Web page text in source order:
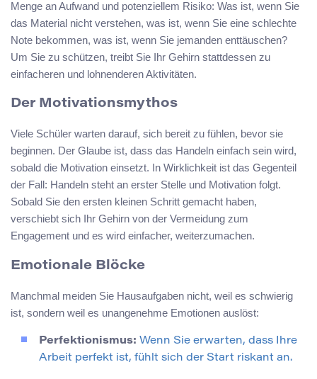
Menge an Aufwand und potenziellem Risiko: Was ist, wenn Sie
das Material nicht verstehen, was ist, wenn Sie eine schlechte
Note bekommen, was ist, wenn Sie jemanden enttäuschen?
Um Sie zu schützen, treibt Sie Ihr Gehirn stattdessen zu
einfacheren und lohnenderen Aktivitäten.
Der Motivationsmythos
Viele Schüler warten darauf, sich bereit zu fühlen, bevor sie
beginnen. Der Glaube ist, dass das Handeln einfach sein wird,
sobald die Motivation einsetzt. In Wirklichkeit ist das Gegenteil
der Fall: Handeln steht an erster Stelle und Motivation folgt.
Sobald Sie den ersten kleinen Schritt gemacht haben,
verschiebt sich Ihr Gehirn von der Vermeidung zum
Engagement und es wird einfacher, weiterzumachen.
Emotionale Blöcke
Manchmal meiden Sie Hausaufgaben nicht, weil es schwierig
ist, sondern weil es unangenehme Emotionen auslöst:
Perfektionismus: Wenn Sie erwarten, dass Ihre
Arbeit perfekt ist, fühlt sich der Start riskant an.